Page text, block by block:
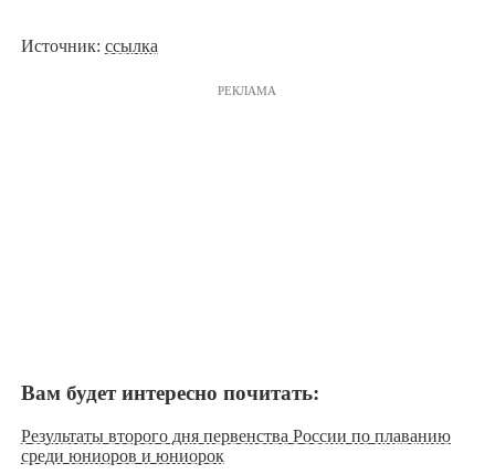
Источник: ссылка
РЕКЛАМА
Вам будет интересно почитать:
Результаты второго дня первенства России по плаванию
среди юниоров и юниорок